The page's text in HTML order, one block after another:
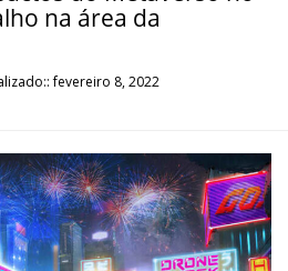
na área da
fevereiro 8, 2022